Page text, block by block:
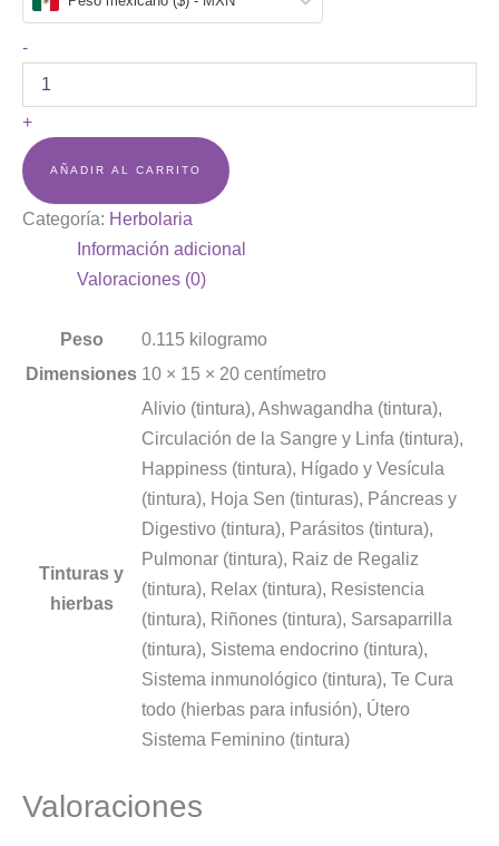
-
+
AÑADIR AL CARRITO
Categoría: Herbolaria
Información adicional
Valoraciones (0)
Peso
0.115 kilogramo
Dimensiones 10 × 15 × 20 centímetro
Tinturas y
hierbas
Alivio (tintura), Ashwagandha (tintura),
Circulación de la Sangre y Linfa (tintura),
Happiness (tintura), Hígado y Vesícula
(tintura), Hoja Sen (tinturas), Páncreas y
Digestivo (tintura), Parásitos (tintura),
Pulmonar (tintura), Raiz de Regaliz
(tintura), Relax (tintura), Resistencia
(tintura), Riñones (tintura), Sarsaparrilla
(tintura), Sistema endocrino (tintura),
Sistema inmunológico (tintura), Te Cura
todo (hierbas para infusión), Útero
Sistema Feminino (tintura)
Valoraciones